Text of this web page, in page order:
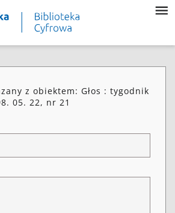
z obiektem: Głos : tygodnik
05. 22, nr 21